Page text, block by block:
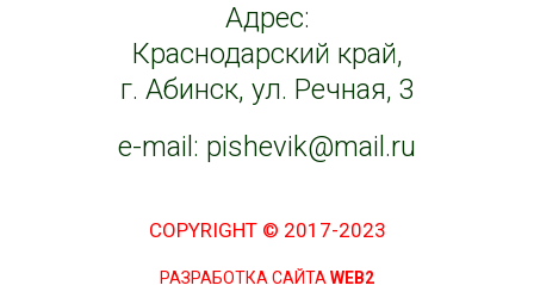
Адрес:
Краснодарский край,
г. Абинск, ул. Речная, 3
e-mail: pishevik@mail.ru
COPYRIGHT © 2017-2023
РАЗРАБОТКА САЙТАWEB2